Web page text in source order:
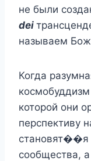
не были
dei
называем
Когда
которой они
перспективу
становят��я
сообщества,